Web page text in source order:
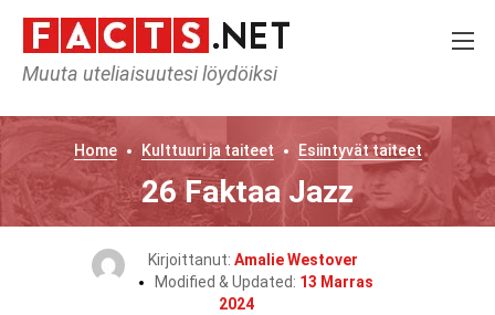
Muuta uteliaisuutesi löydöiksi
Home Kulttuuri ja taiteet Esiintyvät taiteet
26 Faktaa Jazz
Kirjoittanut: Amalie Westover
Modified & Updated: 13 Marras
2024